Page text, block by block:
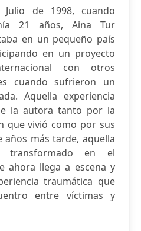
Julio de 1998, cuando
21 años, Aina Tur
en un pequeño país
en un proyecto
con otros
cuando sufrieron un
Aquella experiencia
la autora tanto por la
que vivió como por sus
años más tarde, aquella
transformado en el
ahora llega a escena y
traumática que
entre víctimas y